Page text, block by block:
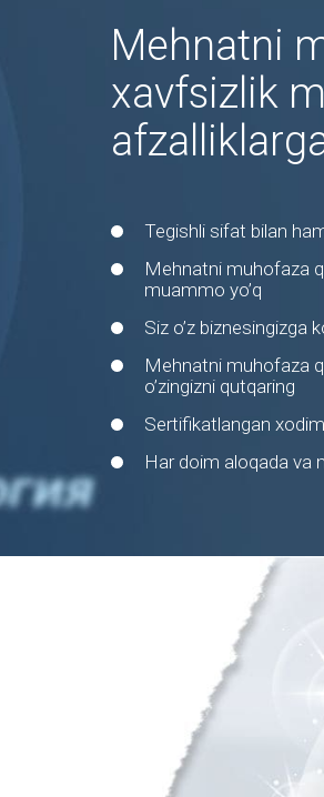
Mehnatni
xavfsizlik
Tegishli sifat bilan
Mehnatni muhofaza
muammo yo’q
Siz o’z biznesingizga
Mehnatni muhofaza
o’zingizni qutqaring
Sertifikatlangan
Har doim aloqada va